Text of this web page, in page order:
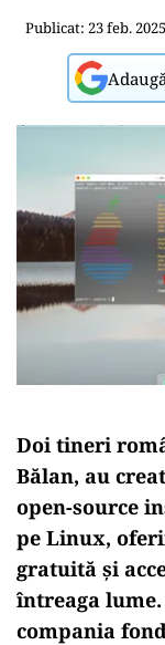
Publicat: 23 feb.
Doi tineri
Bălan, au
open-source
pe Linux,
gratuită și
întreaga
compania